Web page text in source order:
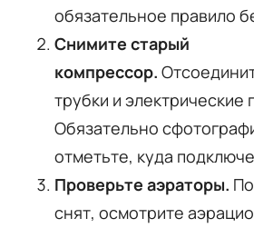
обязательное правило
Снимите старый
компрессор.
трубки и электрические
Обязательно
отметьте, куда
Проверьте аэраторы.
снят, осмотрите